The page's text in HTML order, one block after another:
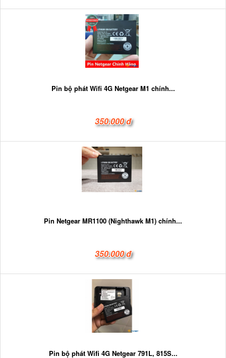
Pin bộ phát Wifi 4G Netgear M1 chính...
350.000 đ
Pin Netgear MR1100 (Nighthawk M1) chính...
350.000 đ
Pin bộ phát Wifi 4G Netgear 791L, 815S...